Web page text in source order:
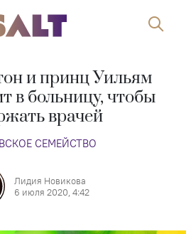
и принц Уильям
в больницу, чтобы
врачей
СЕМЕЙСТВО
Лидия Новикова
6 июля 2020, 4:42